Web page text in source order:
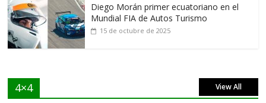
Diego Morán primer ecuatoriano en el
Mundial FIA de Autos Turismo
15 de octubre de 2025
4×4 View All